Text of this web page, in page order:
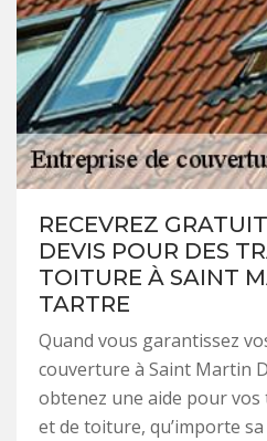
RECEVREZ
DEVIS POUR DES
TOITURE À SAINT
TARTRE
Quand vous garantissez
couverture à Saint Martin
obtenez une aide pour
et de toiture, qu’importe